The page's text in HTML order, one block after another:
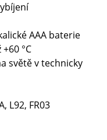
AAA baterie
°C
světě v technicky
L92, FR03